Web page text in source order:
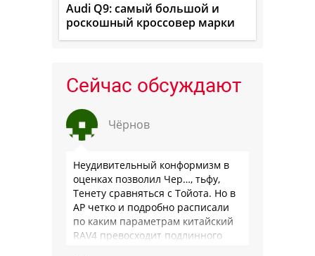
Audi Q9: самый большой и
роскошный кроссовер марки
Сейчас обсуждают
Чёрнов
Неудивительный конформизм в
оценках позволил Чер…, тьфу,
Тенету сравняться с Тойота. Но в
АР четко и подробно расписали
по каким параметрам китайский
RAV4 превосходит подлинного